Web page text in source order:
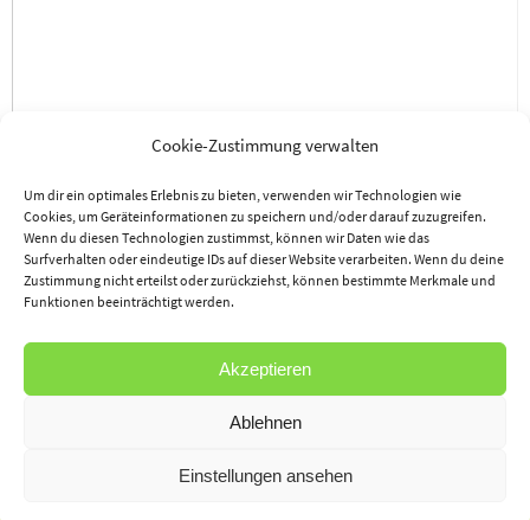
Cookie-Zustimmung verwalten
Um dir ein optimales Erlebnis zu bieten, verwenden wir Technologien wie
Cookies, um Geräteinformationen zu speichern und/oder darauf zuzugreifen.
Wenn du diesen Technologien zustimmst, können wir Daten wie das
Surfverhalten oder eindeutige IDs auf dieser Website verarbeiten. Wenn du deine
Zustimmung nicht erteilst oder zurückziehst, können bestimmte Merkmale und
Funktionen beeinträchtigt werden.
Akzeptieren
Ablehnen
Einstellungen ansehen
Eigenen Namen, eigene E-Mail-Adresse und eigene Website für die nächste
Kommentierung in diesem Browser speichern.